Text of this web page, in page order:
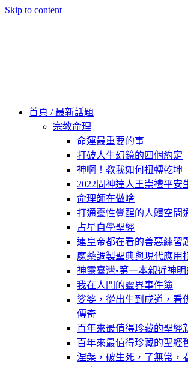
Skip to content
首頁 / 最新話題
宗教命理
命運最重要的事
打破人生幻鏡的四個約定
神啊！教我如何扭轉乾坤
2022問神達人王崇禮平安
命理師在做啥
打通靈性覺醒的人體空間
占星自學聖經
連皇帝都在看的善惡練習
魔藥調製聖典與現代應用
神靈臺灣•第一本親近神
我在人間的靈界事件簿
娑婆，從出生到成道，看
傳奇
百年來最值得珍藏的聖經
百年來最值得珍藏的聖經
涅槃，破生死，了無常，